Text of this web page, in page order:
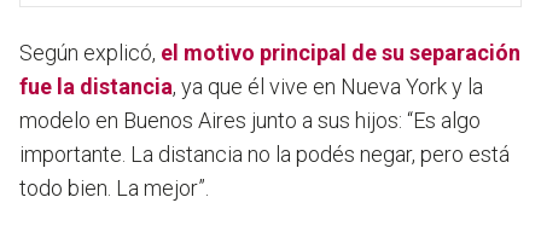
Según explicó, el motivo principal de su separación
fue la distancia, ya que él vive en Nueva York y la
modelo en Buenos Aires junto a sus hijos: “Es algo
importante. La distancia no la podés negar, pero está
todo bien. La mejor”.